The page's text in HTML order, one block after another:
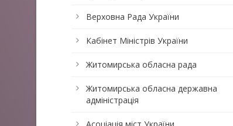
Верховна Рада України
Кабінет Міністрів України
Житомирська обласна рада
Житомирська обласна державна
адміністрація